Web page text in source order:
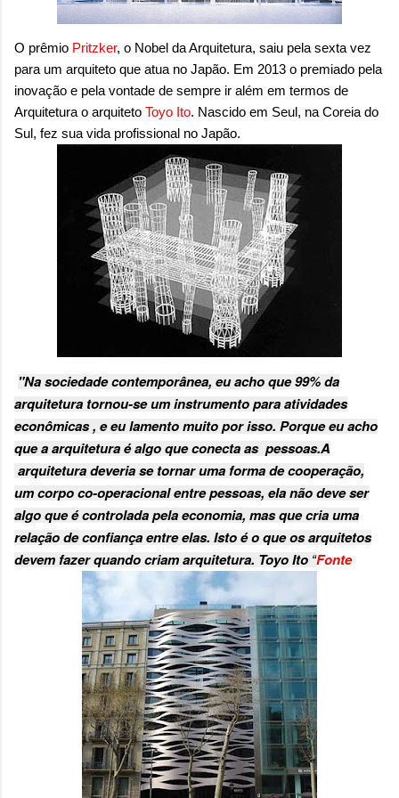
sensação isolada. Se per...
O prêmio Pritzker, o Nobel da Arquitetura, saiu pela sexta vez
para um arquiteto que atua no Japão. Em 2013 o premiado pela
inovação e pela vontade de sempre ir além em termos de
Arquitetura o arquiteto Toyo Ito. Nascido em Seul, na Coreia do
Sul, fez sua vida profissional no Japão.
"Na sociedade contemporânea, eu acho que 99% da
arquitetura tornou-se um instrumento para atividades
econômicas , e eu lamento muito por isso. Porque eu acho
que a arquitetura é algo que conecta as pessoas.A
arquitetura deveria se tornar uma forma de cooperação,
um corpo co-operacional entre pessoas, ela não deve ser
algo que é controlada pela economia, mas que cria uma
relação de confiança entre elas. Isto é o que os arquitetos
devem fazer quando criam arquitetura. Toyo Ito “Fonte